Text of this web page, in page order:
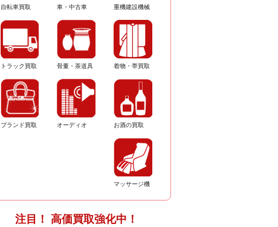
自転車買取 車・中古車 重機建設機械
トラック買取 骨董・茶道具 着物・帯買取
ブランド買取 オーディオ お酒の買取
マッサージ機
注目！ 高価買取強化中！